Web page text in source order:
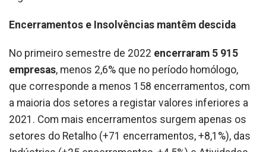
Encerramentos e Insolvências mantêm descida
No primeiro semestre de 2022 encerraram 5 915
empresas, menos 2,6% que no período homólogo,
que corresponde a menos 158 encerramentos, com
a maioria dos setores a registar valores inferiores a
2021. Com mais encerramentos surgem apenas os
setores do Retalho (+71 encerramentos, +8,1%), das